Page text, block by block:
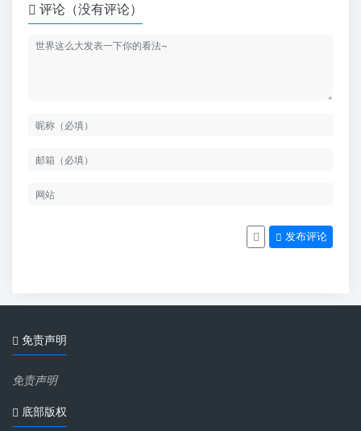
评论（没有评论）
发布评论
免责声明
免责声明
底部版权